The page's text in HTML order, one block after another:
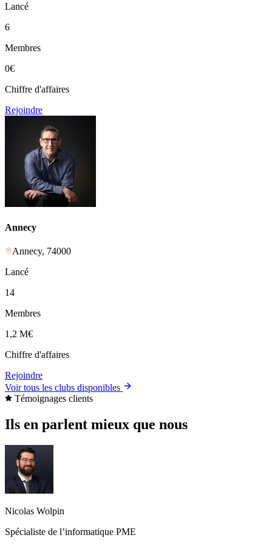
Lancé
6
Membres
0€
Chiffre d'affaires
Rejoindre
Annecy
Annecy, 74000
Lancé
14
Membres
1,2 M€
Chiffre d'affaires
Rejoindre
Voir tous les clubs disponibles
Témoignages clients
Ils en parlent mieux que nous
Nicolas Wolpin
Spécialiste de l’informatique PME